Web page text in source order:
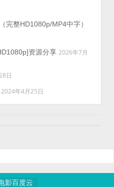
完整HD1080p/MP4中字）
资源分享 2026年7月
日
2024年4月25日
影百度云